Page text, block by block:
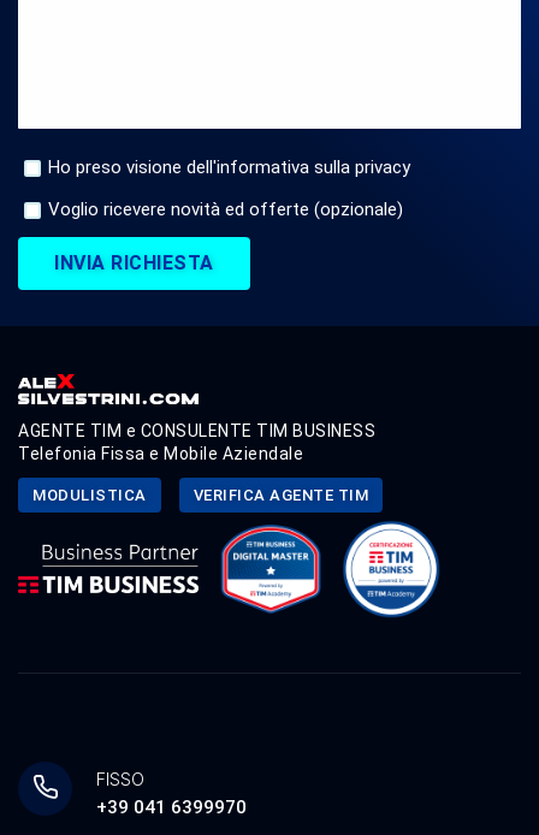
Ho preso visione dell'informativa sulla privacy
Voglio ricevere novità ed offerte (opzionale)
INVIA RICHIESTA
AGENTE TIM e CONSULENTE TIM BUSINESS
Telefonia Fissa e Mobile Aziendale
MODULISTICA VERIFICA AGENTE TIM
FISSO
+39 041 6399970